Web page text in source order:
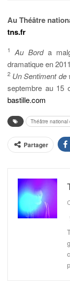
Au Théâtre
tns.fr
1 Au Borda
dramatique en
2 Un Sentiment de
septembre au 15
bastille.com
Théâtre national
Partager